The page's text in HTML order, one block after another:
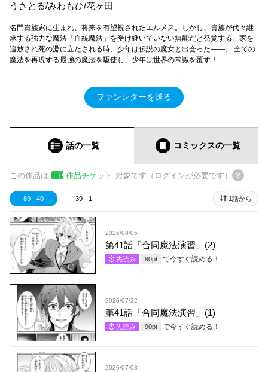
うさとる/みわもひ/花ヶ田
名門貴族家に生まれ、将来を有望視されたエルメス。しかし、貴族が代々継
承する強力な魔法「血統魔法」を受け継いでいない無能だと発覚する。家を
追放され死の淵に立たされる時、少年は伝説の魔女と出会った――。 全ての
魔法を再現する最強の魔法を駆使し、少年は世界の常識を覆す！
ファンレターを送る
話の一覧 コミックスの一覧
この作品は 作品チケット 対象です（ログインが必要です）
89 - 40 39 - 1 1話から
2026/08/05
第41話「合同魔法演習」(2)
先読み 90pt で今すぐ読める！
2026/07/22
第41話「合同魔法演習」(1)
先読み 90pt で今すぐ読める！
2026/07/08